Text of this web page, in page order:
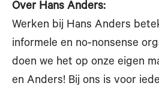
Over Hans Anders:
Werken bij Hans Anders
informele en no-nonsense
doen we het op onze eigen
en Anders! Bij ons is voor